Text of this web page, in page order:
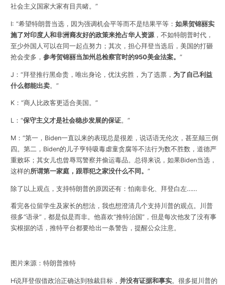
社会主义国家大家有目共睹。”
I: “希望特朗普当选，因为强调机会平等而不是结果平等： 如果贺锦丽实
施了对印度人和非洲裔友好的政策来抢占华人资源，不如特朗普时代，
至少外国人可以在同一起点努力；其次，担心拜登当选后，美国的打砸
抢会变多， 参考贺锦丽当加州总检察官时的950美金法案。 ”
J：“拜登推行黑命贵，唯出身论，优汰劣胜，为了选票， 为了自己利益
什么都能出卖。”
K：“商人比政客更适合美国。”
L：“保守主义才是社会稳步发展的保证。”
M：“第一，Biden一直以来的表现总是很差，说话语无伦次，甚至颠三倒
四。第二，Biden的儿子亨特吸毒虐童贪腐等不法行为数不胜数，道德严
重败坏；其女儿也曾辱骂警察并偷运毒品。总得来说，如果Biden当选，
这样的所谓第一家庭，跟罪犯之家没什么不同。 ”
除了以上观点，支持特朗普的原因还有：怕南非化、拜登白左……
看完各位留学生及家长的想法，我也想澄清几个支持川普的观点。川普
很多“语录”，都是似是而非。他喜欢“推特治国”，但是每次他发了没有事
实根据的话，推特平台都要给出一条警告，提醒公众注意。
图片来源：特朗普推特
H说拜登假借政治正确达到独裁目标， 并没有证据和事实。很多挺川普的